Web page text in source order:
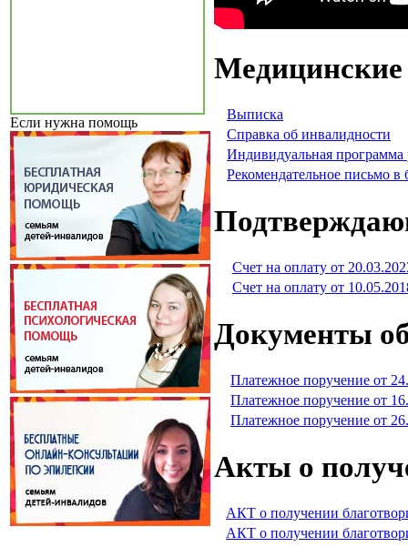
Если нужна помощь
Выписка
Справка об инвалидности
Индивидуальная программа
Рекомендательное письмо
Счет на оплату от
Счет на оплату от
Документы
Платежное поручение от
Платежное поручение от
Платежное поручение от
Акты о
АКТ о получении
АКТ о получении